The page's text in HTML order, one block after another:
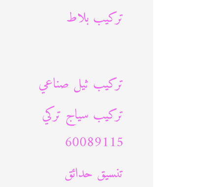
تركيب بلاط
تركيب ثيل صناعي
تركيب سياج تركي
60089115
تنسيق حدائق